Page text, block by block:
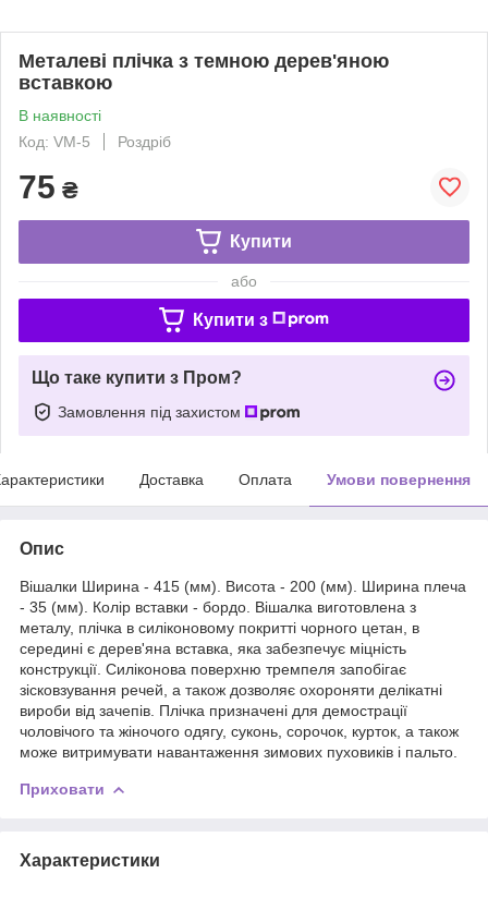
Металеві плічка з темною дерев'яною
вставкою
В наявності
Код: VM-5
Роздріб
75 ₴
Купити
або
Купити з
Що таке купити з Пром?
Замовлення під захистом
Доставка Оплата Умови повернення
Опис
Вішалки Ширина - 415 (мм). Висота - 200 (мм). Ширина плеча
- 35 (мм). Колір вставки - бордо. Вішалка виготовлена з
металу, плічка в силіконовому покритті чорного цетан, в
середині є дерев'яна вставка, яка забезпечує міцність
конструкції. Силіконова поверхню тремпеля запобігає
зісковзування речей, а також дозволяє охороняти делікатні
вироби від зачепів. Плічка призначені для демострації
чоловічого та жіночого одягу, суконь, сорочок, курток, а також
може витримувати навантаження зимових пуховиків і пальто.
Приховати
Характеристики